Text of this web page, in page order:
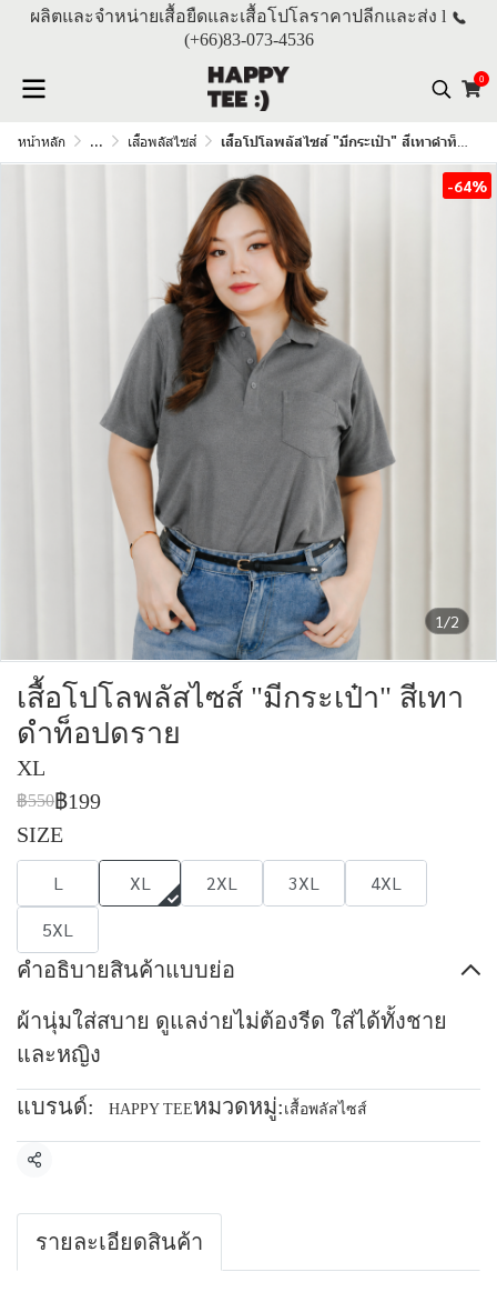
ผลิตและจำหน่ายเสื้อยืดและเสื้อโปโลราคาปลีกและส่ง l
(+66)83-073-4536
0
หน้าหลัก ... เสื้อพลัสไซส์ เสื้อโปโลพลัสไซส์ "มีกระเป๋า" สีเทาดำท็อปดราย
1/2
-64%
เสื้อโปโลพลัสไซส์ "มีกระเป๋า" สีเทา
ดำท็อปดราย
XL
฿550฿199
SIZE
L XL 2XL 3XL
4XL
5XL
คำอธิบายสินค้าแบบย่อ
ผ้านุ่มใส่สบาย ดูแลง่ายไม่ต้องรีด ใส่ได้ทั้งชาย
และหญิง
แบรนด์: HAPPY TEEหมวดหมู่: เสื้อพลัสไซส์
แชร์
รายละเอียดสินค้า